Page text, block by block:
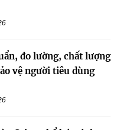
đo lường, chất lượng
vệ người tiêu dùng